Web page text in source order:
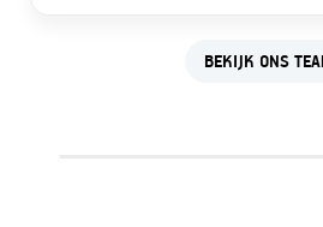
BEKIJK ONS